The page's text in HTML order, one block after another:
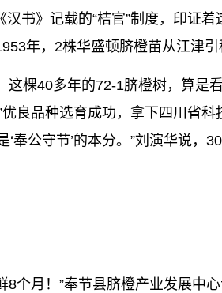
书》记载的“桔官”制度，印证
年，2株华盛顿脐橙苗从江津
这棵40多年的72-1脐橙树，算是
良品种选育成功，拿下四川省
‘奉公守节’的本分。”刘演华说
8个月！”奉节县脐橙产业发展中